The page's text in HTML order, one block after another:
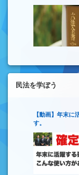
民法を学ぼう
【動画】年末
す。